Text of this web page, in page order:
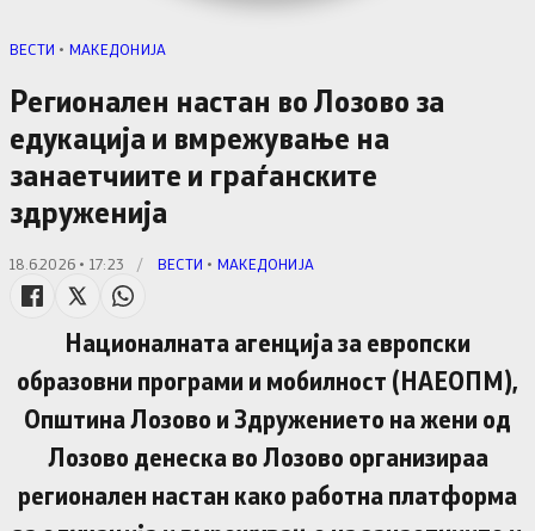
ВЕСТИ • МАКЕДОНИЈА
Регионален настан во Лозово за
едукација и вмрежување на
занаетчиите и граѓанските
здруженија
18.6.2026 • 17:23 / ВЕСТИ • МАКЕДОНИЈА
Националната агенција за европски
образовни програми и мобилност (НАЕОПМ),
Општина Лозово и Здружението на жени од
Лозово денеска во Лозово организираа
регионален настан како работна платформа